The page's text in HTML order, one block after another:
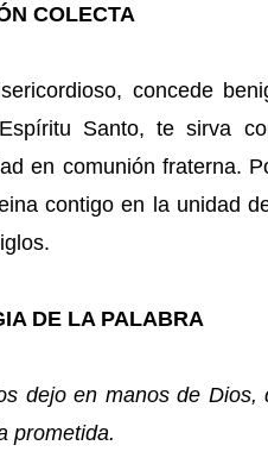
COLECTA
concede
Santo, te sirva
en comunión fraterna.
contigo en la unidad
DE LA PALABRA
dejo en manos de
prometida.